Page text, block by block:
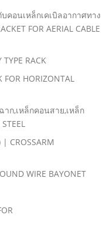
อนเหล็กเคเบิลอากาศทาง
FOR AERIAL CABLE
RACK
HORIZONTAL
าก,เหล็กคอนสาย,เหล็ก
CROSSARM
WIRE BAYONET